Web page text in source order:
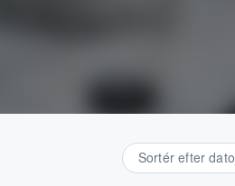
Sortér efter dato